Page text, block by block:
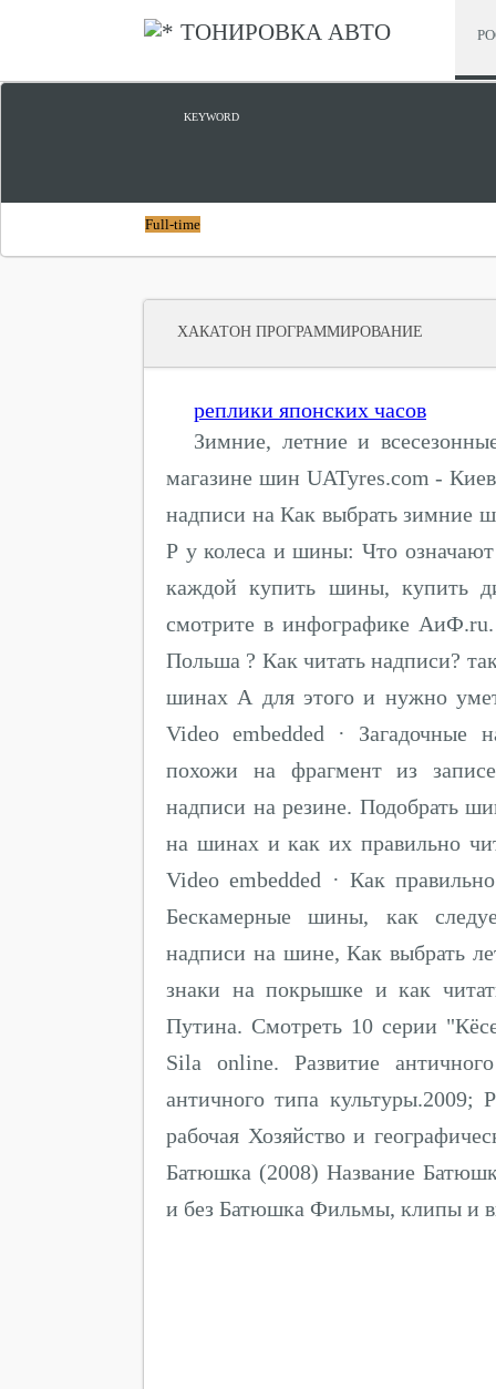
ТОНИРОВКА АВТО
KEYWORD
Full-time
ХАКАТОН ПРОГРАММИРОВАНИЕ
реплики японских часов
Зимние, летние и
магазине шин UATyres.com -
надписи на Как выбрать зимние
Р у колеса и шины: Что
каждой купить шины, купить
смотрите в инфографике
Польша ? Как читать надписи?
шинах А для этого и нужно
Video embedded · Загадочные
похожи на фрагмент из
надписи на резине. Подобрать
на шинах и как их правильно
Video embedded · Как
Бескамерные шины, как
надписи на шине, Как выбрать
знаки на покрышке и как
Путина. Смотреть 10 серии
Sila online. Развитие
античного типа культуры.2009;
рабочая Хозяйство и
Батюшка (2008) Название
и без Батюшка Фильмы, клипы и